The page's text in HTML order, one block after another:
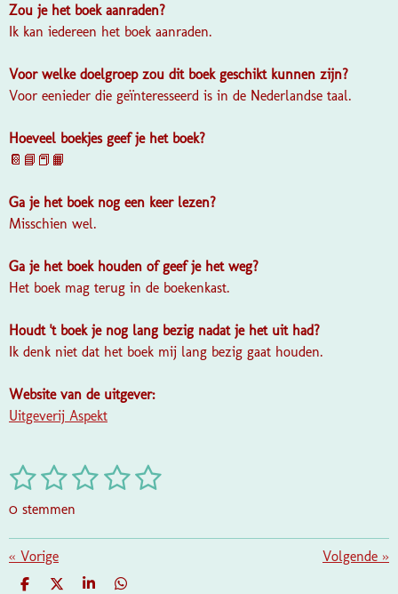
Zou je het boek aanraden?
Ik kan iedereen het boek aanraden.
Voor welke doelgroep zou dit boek geschikt kunnen zijn?
Voor eenieder die geïnteresseerd is in de Nederlandse taal.
Hoeveel boekjes geef je het boek?
📔📘📕📙
Ga je het boek nog een keer lezen?
Misschien wel.
Ga je het boek houden of geef je het weg?
Het boek mag terug in de boekenkast.
Houdt 't boek je nog lang bezig nadat je het uit had?
Ik denk niet dat het boek mij lang bezig gaat houden.
Website van de uitgever:
Uitgeverij Aspekt
R
t
i
n
1
s
t
e
2
s
t
e
3
s
t
4
t
5
t
S
m
0 stemmen
« Vorige Volgende »
D
D
S
D